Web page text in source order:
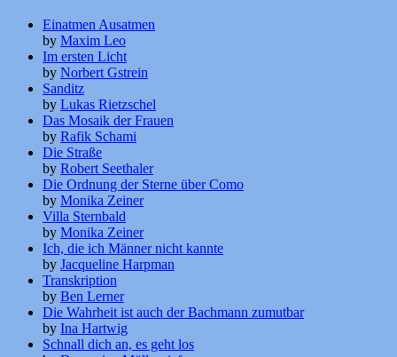
Einatmen Ausatmen
by Maxim Leo
Im ersten Licht
by Norbert Gstrein
Sanditz
by Lukas Rietzschel
Das Mosaik der Frauen
by Rafik Schami
Die Straße
by Robert Seethaler
Die Ordnung der Sterne über Como
by Monika Zeiner
Villa Sternbald
by Monika Zeiner
Ich, die ich Männer nicht kannte
by Jacqueline Harpman
Transkription
by Ben Lerner
Die Wahrheit ist auch der Bachmann zumutbar
by Ina Hartwig
Schnall dich an, es geht los